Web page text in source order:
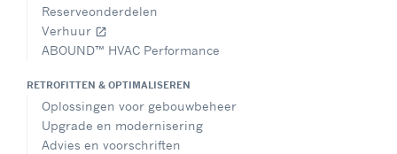
Reserveonderdelen
Verhuur open_in_new
ABOUND™ HVAC Performance
RETROFITTEN & OPTIMALISEREN
Oplossingen voor gebouwbeheer
Upgrade en modernisering
Advies en voorschriften